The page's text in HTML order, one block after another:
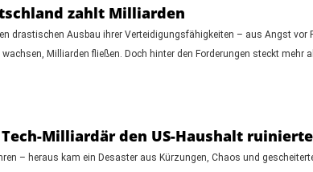
zahlt Milliarden
drastischen Ausbau ihrer Verteidigungsfähigkeiten – aus Angst vor
Milliarden fließen. Doch hinter den Forderungen steckt
Milliardär den US-Haushalt ruinierte
– heraus kam ein Desaster aus Kürzungen, Chaos und